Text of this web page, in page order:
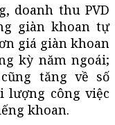
doanh thu PVD
giàn khoan tự
giá giàn khoan
kỳ năm ngoái;
tăng về số
lượng công việc
khoan.